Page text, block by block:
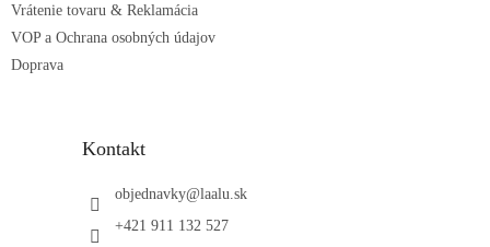
Vrátenie tovaru & Reklamácia
VOP a Ochrana osobných údajov
Doprava
Kontakt
objednavky@laalu.sk
+421 911 132 527